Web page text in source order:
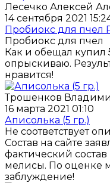
Лесечко Алексей
14 сентября 2021
Пробиокс для пчел
Пробиокс для пчел
Как и обещал купил
опрыскиваю.
нравится!
Трошенков
16 марта 2021 01:10
Аписолька (5 гр.)
Не соответствует
Состав на сайте
фактический
мелисы. По оценке
заблуждение!